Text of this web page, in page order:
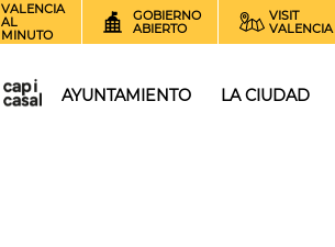
VALENCIA
AL
MINUTO
GOBIERNO
ABIERTO
VISIT
VALENCIA
AYUNTAMIENTO LA CIUDAD